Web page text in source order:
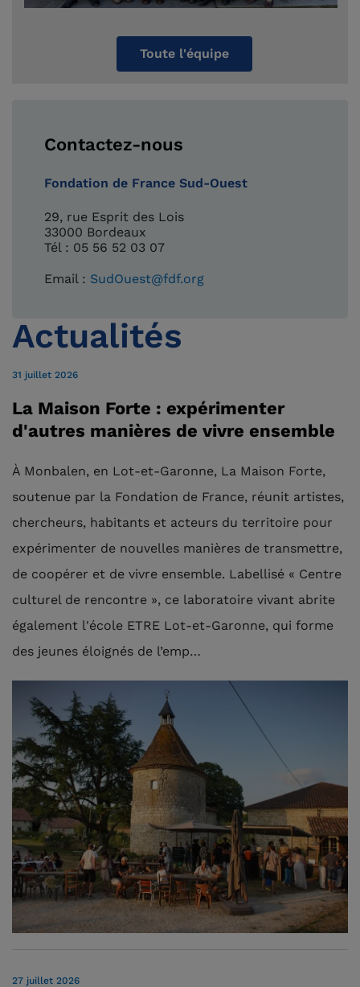
Toute l'équipe
Contactez-nous
Fondation de France Sud-Ouest
29, rue Esprit des Lois
33000 Bordeaux
Tél : 05 56 52 03 07
Email : SudOuest@fdf.org
Actualités
31 juillet 2026
La Maison Forte : expérimenter
d'autres manières de vivre ensemble
À Monbalen, en Lot-et-Garonne, La Maison Forte,
soutenue par la Fondation de France, réunit artistes,
chercheurs, habitants et acteurs du territoire pour
expérimenter de nouvelles manières de transmettre,
de coopérer et de vivre ensemble. Labellisé « Centre
culturel de rencontre », ce laboratoire vivant abrite
également l'école ETRE Lot-et-Garonne, qui forme
des jeunes éloignés de l’emp…
27 juillet 2026